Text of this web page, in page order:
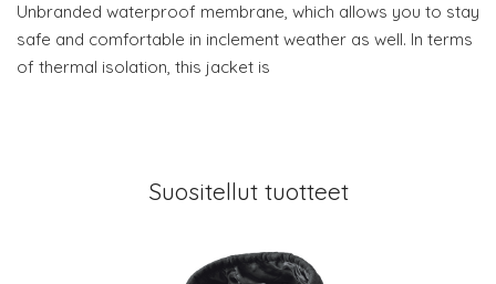
Unbranded waterproof membrane, which allows you to stay
safe and comfortable in inclement weather as well. In terms
of thermal isolation, this jacket is
Suositellut tuotteet